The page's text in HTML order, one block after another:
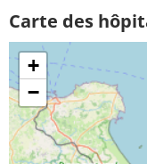
Carte des
+
−